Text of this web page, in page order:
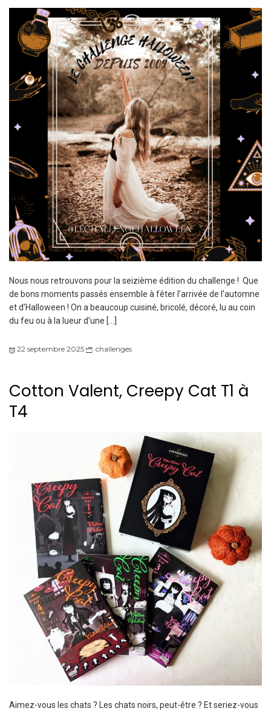
Nous nous retrouvons pour la seizième édition du challenge ! Que
de bons moments passés ensemble à fêter l’arrivée de l’automne
et d’Halloween ! On a beaucoup cuisiné, bricolé, décoré, lu au coin
du feu ou à la lueur d’une […]
22 septembre 2025 challenges
Cotton Valent, Creepy Cat T1 à
T4
Aimez-vous les chats ? Les chats noirs, peut-être ? Et seriez-vous